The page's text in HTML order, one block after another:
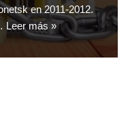
en 2011-2012.
Leer más »